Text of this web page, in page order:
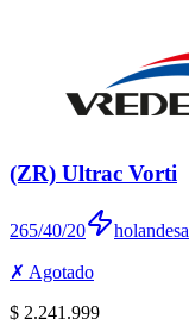
(ZR) Ultrac Vorti
265/40/20 holandesa
✗ Agotado
$ 2.241.999